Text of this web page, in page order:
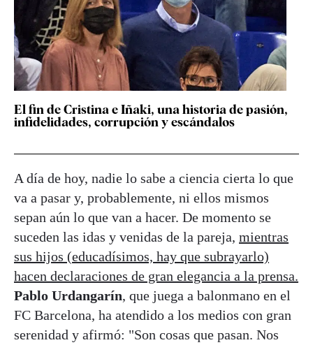
El fin de Cristina e Iñaki, una historia de pasión,
infidelidades, corrupción y escándalos
A día de hoy, nadie lo sabe a ciencia cierta lo que
va a pasar y, probablemente, ni ellos mismos
sepan aún lo que van a hacer. De momento se
suceden las idas y venidas de la pareja, mientras
sus hijos (educadísimos, hay que subrayarlo)
hacen declaraciones de gran elegancia a la prensa.
Pablo Urdangarín, que juega a balonmano en el
FC Barcelona, ha atendido a los medios con gran
serenidad y afirmó: "Son cosas que pasan. Nos